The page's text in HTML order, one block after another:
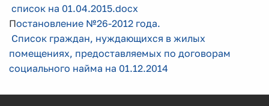
список на 01.04.2015.docx
Постановление №26-2012 года.
Список граждан, нуждающихся в жилых
помещениях, предоставляемых по договорам
социального найма на 01.12.2014